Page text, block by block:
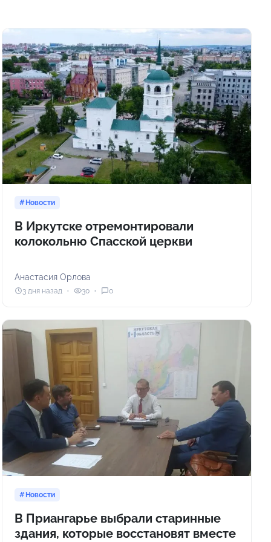
Новости
В Иркутске отремонтировали
колокольню Спасской церкви
Анастасия Орлова
3 дня назад 30 0
Новости
В Приангарье выбрали старинные
здания, которые восстановят вместе